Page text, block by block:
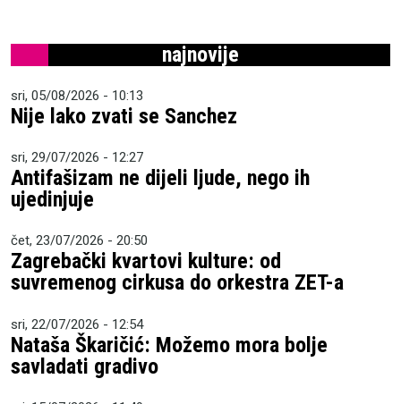
najnovije
sri, 05/08/2026 - 10:13
Nije lako zvati se Sanchez
sri, 29/07/2026 - 12:27
Antifašizam ne dijeli ljude, nego ih
ujedinjuje
čet, 23/07/2026 - 20:50
Zagrebački kvartovi kulture: od
suvremenog cirkusa do orkestra ZET-a
sri, 22/07/2026 - 12:54
Nataša Škaričić: Možemo mora bolje
savladati gradivo